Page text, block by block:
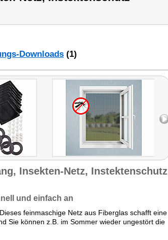
Downloads (1)
Insekten-Netz, Instektenschutz
und einfach an
Dieses feinmaschige Netz aus Fiberglas schafft eine
Sie können z.B. im Sommer wieder ungestört die